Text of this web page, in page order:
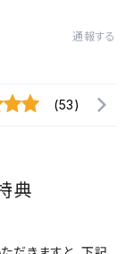
通報する
(53)
典